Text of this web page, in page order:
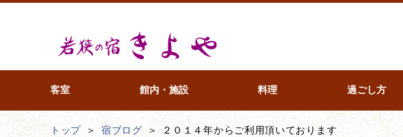
客室 館内・施設 料理 過ごし方
トップ 宿ブログ ２０１４年からご利用頂いております